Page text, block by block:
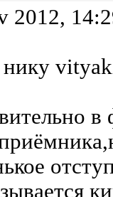
2012,
нику
в